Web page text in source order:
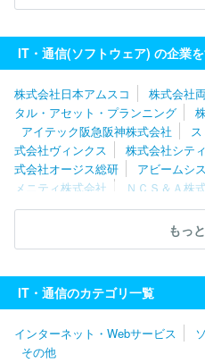
株式会社
株式会社ＪＳＯＬ
スジャパン
エフサステクノロジ
IT・通信(ソフトウェア) の企業
株式会社日本アムスコ 株式会社
タル・アセット・プランニング
アイテック阪急阪神株式会社
式会社ヴィンクス
株式会社シテ
式会社オージス総研
アビームシ
メニティ株式会社
ＮＣＳ＆Ａ株
会社日立産業制御ソリューションズ
株式会社大塚商会
鉄日立システムソリューションズ株
ョンズ
ＮＥＣフィールディング株
ジネスプロセスデザイン株式会社
式会社
もっ
IT・通信のカテゴリ一覧
インターネット・Webサービス
その他